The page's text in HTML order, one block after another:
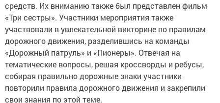
средств. Их вниманию также был представлен фильм
«Три сестры». Участники мероприятия также
участвовали в увлекательной викторине по правилам
дорожного движения, разделившись на команды
«Дорожный патруль» и «Пионеры». Отвечая на
тематические вопросы, решая кроссворды и ребусы,
собирая правильно дорожные знаки участники
повторили правила дорожного движения и закрепили
свои знания по этой теме.